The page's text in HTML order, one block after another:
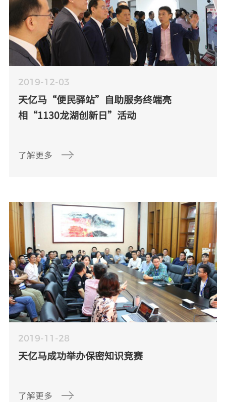
2019-12-03
天亿马“便民驿站”自助服务终端亮
相“1130龙湖创新日”活动
了解更多
2019-11-28
天亿马成功举办保密知识竞赛
了解更多